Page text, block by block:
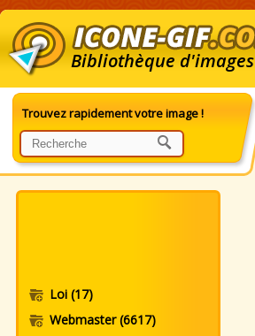
Bibliothèque d'images
Trouvez rapidement votre image !
Loi (17)
Webmaster(6617)